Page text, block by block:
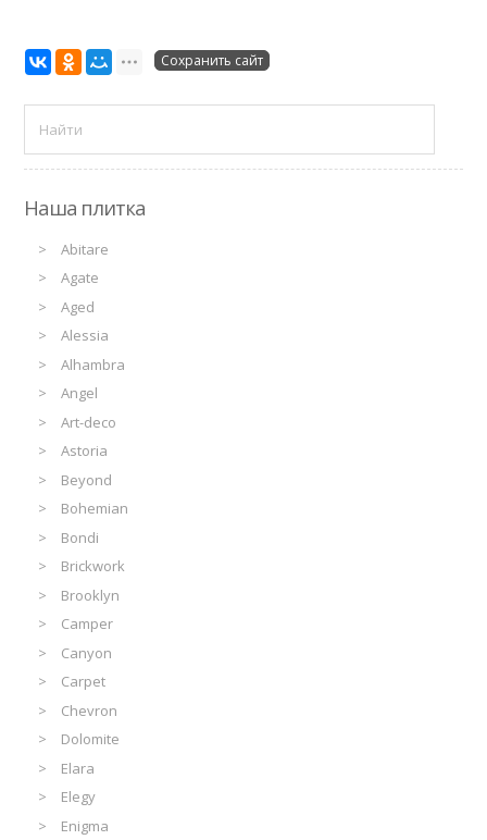
Сохранить сайт
Наша плитка
Abitare
Agate
Aged
Alessia
Alhambra
Angel
Art-deco
Astoria
Beyond
Bohemian
Bondi
Brickwork
Brooklyn
Camper
Canyon
Carpet
Chevron
Dolomite
Elara
Elegy
Enigma